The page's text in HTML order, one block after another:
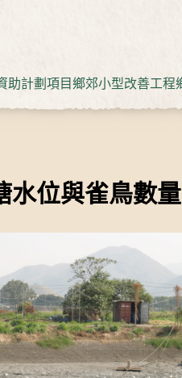
助計劃項目鄉郊小型改善工程
水位與雀鳥數量